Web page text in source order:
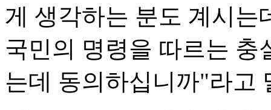
게 생각하는 분도 계시는
국민의 명령을 따르는 충
는데 동의하십니까"라고